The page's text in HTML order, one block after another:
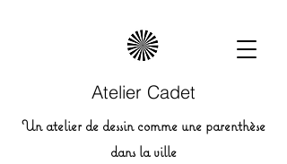
Atelier Cadet
Un atelier de dessin comme une parenthèse
dans la ville